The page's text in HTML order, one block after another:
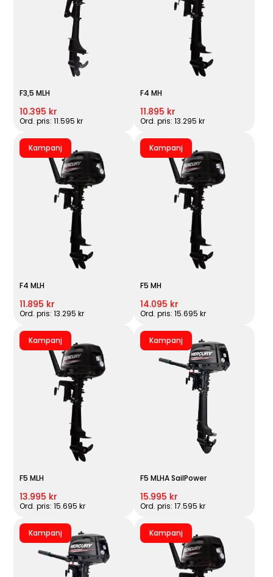
F3,5 MLH
10.395 kr
Ord. pris: 11.595 kr
F4 MH
11.895 kr
Ord. pris: 13.295 kr
Kampanj
F4 MLH
11.895 kr
Ord. pris: 13.295 kr
Kampanj
F5 MH
14.095 kr
Ord. pris: 15.695 kr
Kampanj
F5 MLH
13.995 kr
Ord. pris: 15.695 kr
Kampanj
F5 MLHA SailPower
15.995 kr
Ord. pris: 17.595 kr
Kampanj Kampanj